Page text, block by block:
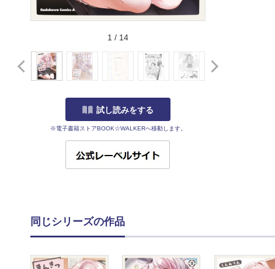
1 / 14
試し読みをする
※電子書籍ストアBOOK☆WALKERへ移動します。
同じシリーズの作品